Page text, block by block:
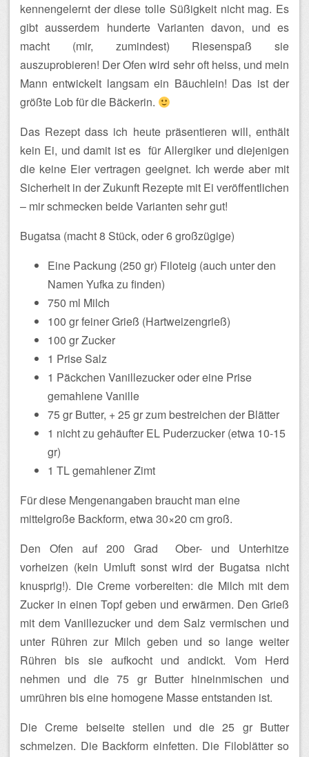
kennengelernt der diese tolle Süßigkeit nicht mag. Es
gibt ausserdem hunderte Varianten davon, und es
macht (mir, zumindest) Riesenspaß sie
auszuprobieren! Der Ofen wird sehr oft heiss, und mein
Mann entwickelt langsam ein Bäuchlein! Das ist der
größte Lob für die Bäckerin.
Das Rezept dass ich heute präsentieren will, enthält
kein Ei, und damit ist es für Allergiker und diejenigen
die keine Eier vertragen geeignet. Ich werde aber mit
Sicherheit in der Zukunft Rezepte mit Ei veröffentlichen
– mir schmecken beide Varianten sehr gut!
Bugatsa (macht 8 Stück, oder 6 großzügige)
Eine Packung (250 gr) Filoteig (auch unter den
Namen Yufka zu finden)
750 ml Milch
100 gr feiner Grieß (Hartweizengrieß)
100 gr Zucker
1 Prise Salz
1 Päckchen Vanillezucker oder eine Prise
gemahlene Vanille
75 gr Butter, + 25 gr zum bestreichen der Blätter
1 nicht zu gehäufter EL Puderzucker (etwa 10-15
gr)
1 TL gemahlener Zimt
Für diese Mengenangaben braucht man eine
mittelgroße Backform, etwa 30×20 cm groß.
Den Ofen auf 200 Grad Ober- und Unterhitze
vorheizen (kein Umluft sonst wird der Bugatsa nicht
knusprig!). Die Creme vorbereiten: die Milch mit dem
Zucker in einen Topf geben und erwärmen. Den Grieß
mit dem Vanillezucker und dem Salz vermischen und
unter Rühren zur Milch geben und so lange weiter
Rühren bis sie aufkocht und andickt. Vom Herd
nehmen und die 75 gr Butter hineinmischen und
umrühren bis eine homogene Masse entstanden ist.
Die Creme beiseite stellen und die 25 gr Butter
schmelzen. Die Backform einfetten. Die Filoblätter so